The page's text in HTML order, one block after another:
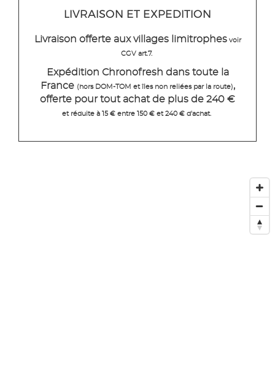
LIVRAISON ET EXPEDITION
Livraison offerte aux villages limitrophesvoir
CGV art.7.
Expédition Chronofresh dans toute la
France (hors DOM-TOM et îles non reliées par la route),
offerte pour tout achat de plus de 240 €
et réduite à 15 € entre 150 € et 240 € d'achat.